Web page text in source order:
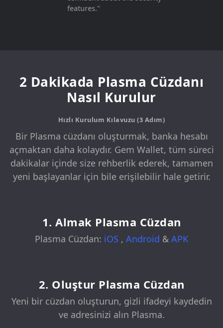
features."
2 Dakikada Plasma Cüzdanı
Nasıl Kurulur
Hızlı Kurulum Kılavuzu (3 Adım)
Bir Plasma cüzdanı oluşturmak, banka hesabı
açmaktan daha kolaydır. Gem Wallet, tüm süreci
dakikalar içinde size rehberlik ederek, tamamen
yeni başlayanlar için bile erişilebilir hale getirir.
1. Almak Plasma Cüzdan
Plasma Cüzdan: iOS , Android & APK
2. Oluştur Plasma Cüzdan
Yeni bir cüzdan oluşturun, gizli ifadeyi kaydedin
ve adresinizi alın Plasma.